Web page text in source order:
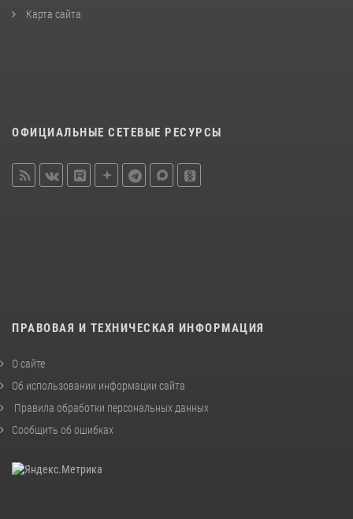
Карта сайта
ОФИЦИАЛЬНЫЕ СЕТЕВЫЕ РЕСУРСЫ
ПРАВОВАЯ И ТЕХНИЧЕСКАЯ ИНФОРМАЦИЯ
О сайте
Об использовании информации сайта
Правила обработки персональных данных
Сообщить об ошибках